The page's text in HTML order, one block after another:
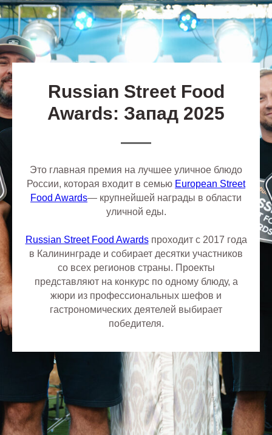
Russian Street Food
Awards: Запад 2025
Это главная премия на лучшее уличное блюдо
России, которая входит в семью European Street
Food Awards— крупнейшей награды в области
уличной еды.
Russian Street Food Awardsпроходит с 2017 года
в Калининграде и собирает десятки участников
со всех регионов страны. Проекты
представляют на конкурс по одному блюду, а
жюри из профессиональных шефов и
гастрономических деятелей выбирает
победителя.